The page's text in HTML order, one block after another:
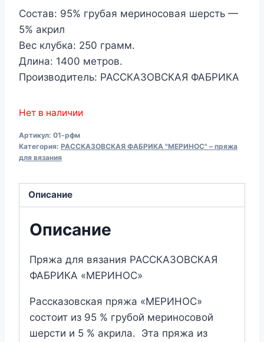
составляла
210.00₽.
173.00₽.
Состав: 95% грубая мериносовая шерсть —
5% акрил
Вес клубка: 250 грамм.
Длина: 1400 метров.
Производитель: РАССКАЗОВСКАЯ ФАБРИКА
Нет в наличии
Артикул: 01-рфм
Категория: РАССКАЗОВСКАЯ ФАБРИКА "МЕРИНОС" – пряжа
для вязания
Описание
Описание
Пряжа для вязания РАССКАЗОВСКАЯ
ФАБРИКА «МЕРИНОС»
Рассказовская пряжа «МЕРИНОС»
состоит из 95 % грубой мериносовой
шерсти и 5 % акрила. Эта пряжа из